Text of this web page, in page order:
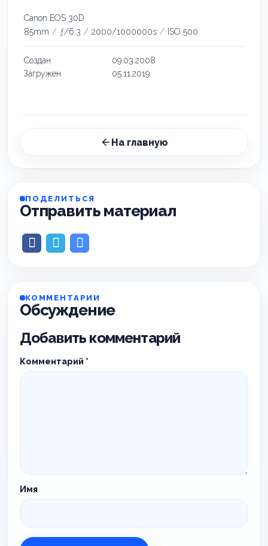
Canon EOS 30D
85mm / ƒ/6.3 / 2000/1000000s / ISO 500
Создан
09.03.2008
Загружен
05.11.2019
На главную
ПОДЕЛИТЬСЯ
Отправить материал
КОММЕНТАРИИ
Обсуждение
Добавить комментарий
Комментарий *
Имя